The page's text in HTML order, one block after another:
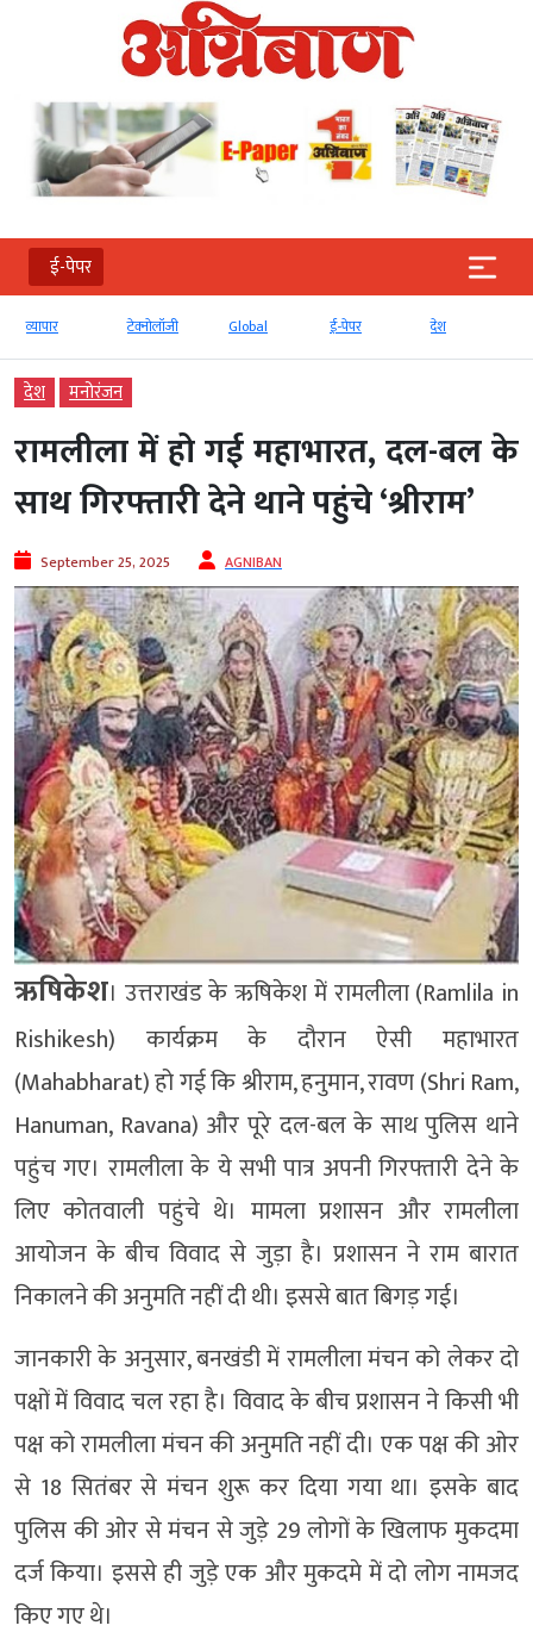
ई-पेपर
टेक्‍नोलॉजी Global ई-पेपर देश बड़ी खबर
देश मनोरंजन
रामलीला में हो गई महाभारत, दल-बल के
साथ गिरफ्तारी देने थाने पहुंचे ‘श्रीराम’
September 25, 2025 AGNIBAN
ऋषिकेश। उत्तराखंड के ऋषिकेश में रामलीला (Ramlila in
Rishikesh) कार्यक्रम के दौरान ऐसी महाभारत
(Mahabharat) हो गई कि श्रीराम, हनुमान, रावण (Shri Ram,
Hanuman, Ravana) और पूरे दल-बल के साथ पुलिस थाने
पहुंच गए। रामलीला के ये सभी पात्र अपनी गिरफ्तारी देने के
लिए कोतवाली पहुंचे थे। मामला प्रशासन और रामलीला
आयोजन के बीच विवाद से जुड़ा है। प्रशासन ने राम बारात
निकालने की अनुमति नहीं दी थी। इससे बात बिगड़ गई।
जानकारी के अनुसार, बनखंडी में रामलीला मंचन को लेकर दो
पक्षों में विवाद चल रहा है। विवाद के बीच प्रशासन ने किसी भी
पक्ष को रामलीला मंचन की अनुमति नहीं दी। एक पक्ष की ओर
से 18 सितंबर से मंचन शुरू कर दिया गया था। इसके बाद
पुलिस की ओर से मंचन से जुड़े 29 लोगों के खिलाफ मुकदमा
दर्ज किया। इससे ही जुड़े एक और मुकदमे में दो लोग नामजद
किए गए थे।